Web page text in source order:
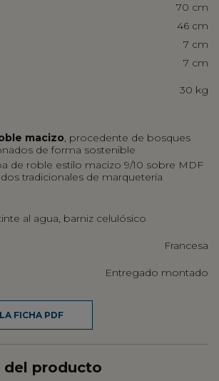
70 cm
46 cm
7 cm
7 cm
30 kg
macizo, procedente de bosques
de forma sostenible
de roble estilo macizo 9/10 sobre MDF
tradicionales de marquetería
al agua, barniz celulósico
Francesa
Entregado montado
FICHA PDF
del producto